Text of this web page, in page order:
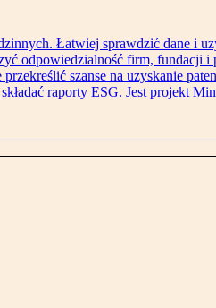
Łatwiej sprawdzić dane i
odpowiedzialność firm, fundacji i
szanse na uzyskanie
raporty ESG. Jest projekt